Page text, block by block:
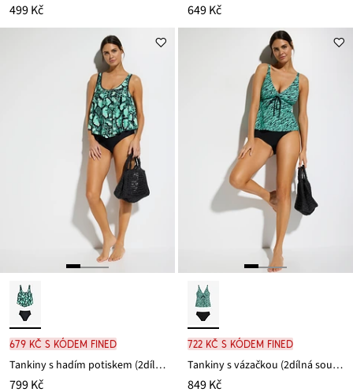
499 Kč 649 Kč
679 Kč s kódem FINED
Tankiny s hadím potiskem (2dílná souprava)
799 Kč
722 Kč s kódem FINED
Tankiny s vázačkou (2dílná souprava)
849 Kč